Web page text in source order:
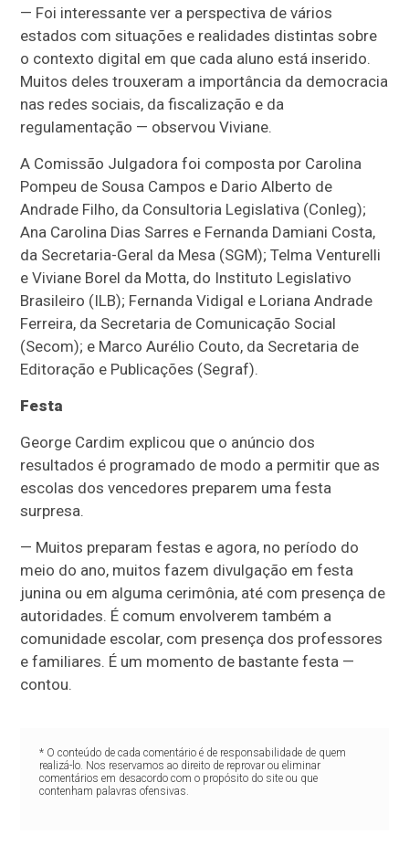
— Foi interessante ver a perspectiva de vários
estados com situações e realidades distintas sobre
o contexto digital em que cada aluno está inserido.
Muitos deles trouxeram a importância da democracia
nas redes sociais, da fiscalização e da
regulamentação — observou Viviane.
A Comissão Julgadora foi composta por Carolina
Pompeu de Sousa Campos e Dario Alberto de
Andrade Filho, da Consultoria Legislativa (Conleg);
Ana Carolina Dias Sarres e Fernanda Damiani Costa,
da Secretaria-Geral da Mesa (SGM); Telma Venturelli
e Viviane Borel da Motta, do Instituto Legislativo
Brasileiro (ILB); Fernanda Vidigal e Loriana Andrade
Ferreira, da Secretaria de Comunicação Social
(Secom); e Marco Aurélio Couto, da Secretaria de
Editoração e Publicações (Segraf).
Festa
George Cardim explicou que o anúncio dos
resultados é programado de modo a permitir que as
escolas dos vencedores preparem uma festa
surpresa.
— Muitos preparam festas e agora, no período do
meio do ano, muitos fazem divulgação em festa
junina ou em alguma cerimônia, até com presença de
autoridades. É comum envolverem também a
comunidade escolar, com presença dos professores
e familiares. É um momento de bastante festa —
contou.
* O conteúdo de cada comentário é de responsabilidade de quem
realizá-lo. Nos reservamos ao direito de reprovar ou eliminar
comentários em desacordo com o propósito do site ou que
contenham palavras ofensivas.